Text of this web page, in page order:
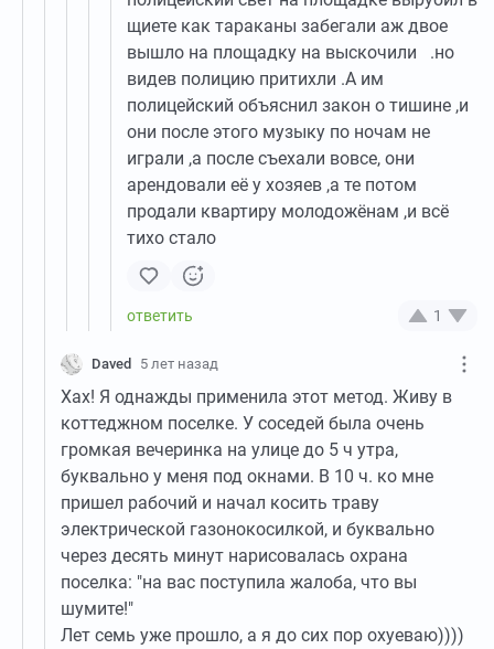
щиете как тараканы забегали аж двое
вышло на площадку на выскочили .но
видев полицию притихли .А им
полицейский объяснил закон о тишине ,и
они после этого музыку по ночам не
играли ,а после съехали вовсе, они
арендовали её у хозяев ,а те потом
продали квартиру молодожёнам ,и всё
тихо стало
1
Daved 5 лет назад
Хах! Я однажды применила этот метод. Живу в
коттеджном поселке. У соседей была очень
громкая вечеринка на улице до 5 ч утра,
буквально у меня под окнами. В 10 ч. ко мне
пришел рабочий и начал косить траву
электрической газонокосилкой, и буквально
через десять минут нарисовалась охрана
поселка: "на вас поступила жалоба, что вы
шумите!"
Лет семь уже прошло, а я до сих пор охуеваю))))